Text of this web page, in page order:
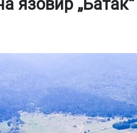
язовир „Батак“